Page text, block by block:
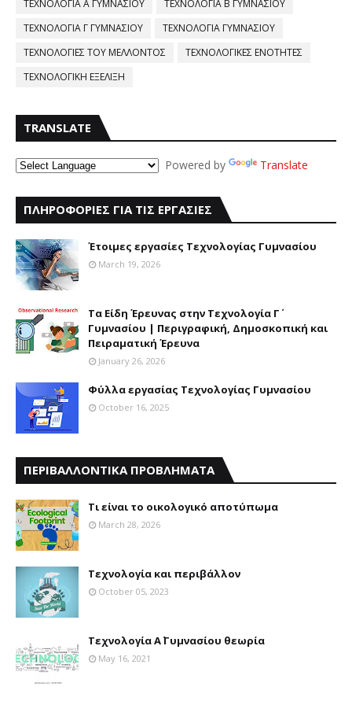
ΤΕΧΝΟΛΟΓΙΑ Α ΓΥΜΝΑΣΙΟΥ
ΤΕΧΝΟΛΟΓΙΑ Β ΓΥΜΝΑΣΙΟΥ
ΤΕΧΝΟΛΟΓΙΑ Γ ΓΥΜΝΑΣΙΟΥ
ΤΕΧΝΟΛΟΓΙΑ ΓΥΜΝΑΣΙΟΥ
ΤΕΧΝΟΛΟΓΙΕΣ ΤΟΥ ΜΕΛΛΟΝΤΟΣ
ΤΕΧΝΟΛΟΓΙΚΕΣ ΕΝΟΤΗΤΕΣ
ΤΕΧΝΟΛΟΓΙΚΗ ΕΞΕΛΙΞΗ
TRANSLATE
Powered by Translate
ΠΛΗΡΟΦΟΡΙΕΣ ΓΙΑ ΤΙΣ ΕΡΓΑΣΙΕΣ
Έτοιμες εργασίες Τεχνολογίας Γυμνασίου
March 19, 2026
Τα Είδη Έρευνας στην Τεχνολογία Γ΄
Γυμνασίου | Περιγραφική, Δημοσκοπική και
Πειραματική Έρευνα
January 26, 2026
Φύλλα εργασίας Τεχνολογίας Γυμνασίου
October 16, 2025
ΠΕΡΙΒΑΛΛΟΝΤΙΚΑ ΠΡΟΒΛΗΜΑΤΑ
Τι είναι το οικολογικό αποτύπωμα
March 28, 2026
Τεχνολογία και περιβάλλον
October 05, 2023
Τεχνολογία Α΄ Γυμνασίου θεωρία
May 16, 2021